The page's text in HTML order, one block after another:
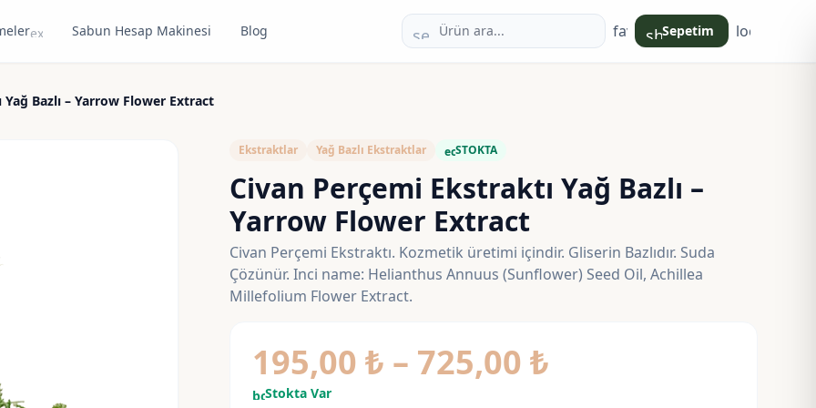
expand_moreSabun Hesap Makinesi Blog search favoriteshopping_bag
Sepetim login
Bazlı – Yarrow Flower Extract
Ekstraktlar Yağ Bazlı Ekstraktlar ecoSTOKTA
Civan Perçemi Ekstraktı Yağ Bazlı –
Yarrow Flower Extract
Civan Perçemi Ekstraktı. Kozmetik üretimi içindir. Gliserin Bazlıdır. Suda
Çözünür. Inci name: Helianthus Annuus (Sunflower) Seed Oil, Achillea
Millefolium Flower Extract.
195,00 ₺ – 725,00 ₺
boltStokta Var